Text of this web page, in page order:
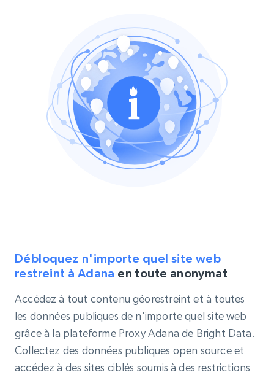
Débloquez n'importe quel site web
restreint à Adana en toute anonymat
Accédez à tout contenu géorestreint et à toutes
les données publiques de n’importe quel site web
grâce à la plateforme Proxy Adana de Bright Data.
Collectez des données publiques open source et
accédez à des sites ciblés soumis à des restrictions